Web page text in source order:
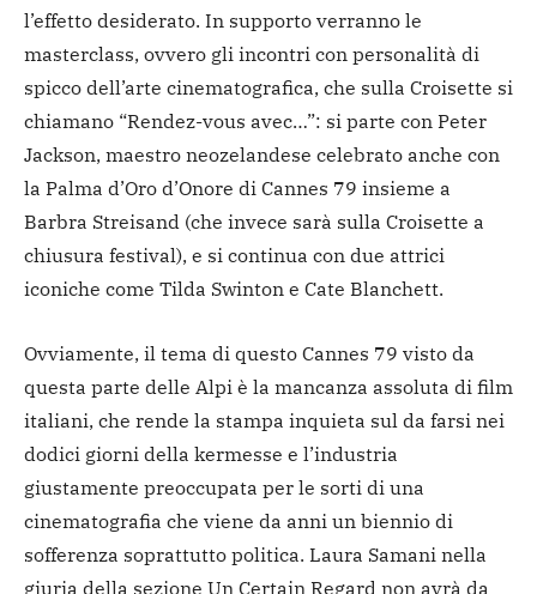
l’effetto desiderato. In supporto verranno le
masterclass, ovvero gli incontri con personalità di
spicco dell’arte cinematografica, che sulla Croisette si
chiamano “Rendez-vous avec…”: si parte con Peter
Jackson, maestro neozelandese celebrato anche con
la Palma d’Oro d’Onore di Cannes 79 insieme a
Barbra Streisand (che invece sarà sulla Croisette a
chiusura festival), e si continua con due attrici
iconiche come Tilda Swinton e Cate Blanchett.
Ovviamente, il tema di questo Cannes 79 visto da
questa parte delle Alpi è la mancanza assoluta di film
italiani, che rende la stampa inquieta sul da farsi nei
dodici giorni della kermesse e l’industria
giustamente preoccupata per le sorti di una
cinematografia che viene da anni un biennio di
sofferenza soprattutto politica. Laura Samani nella
giuria della sezione Un Certain Regard non avrà da